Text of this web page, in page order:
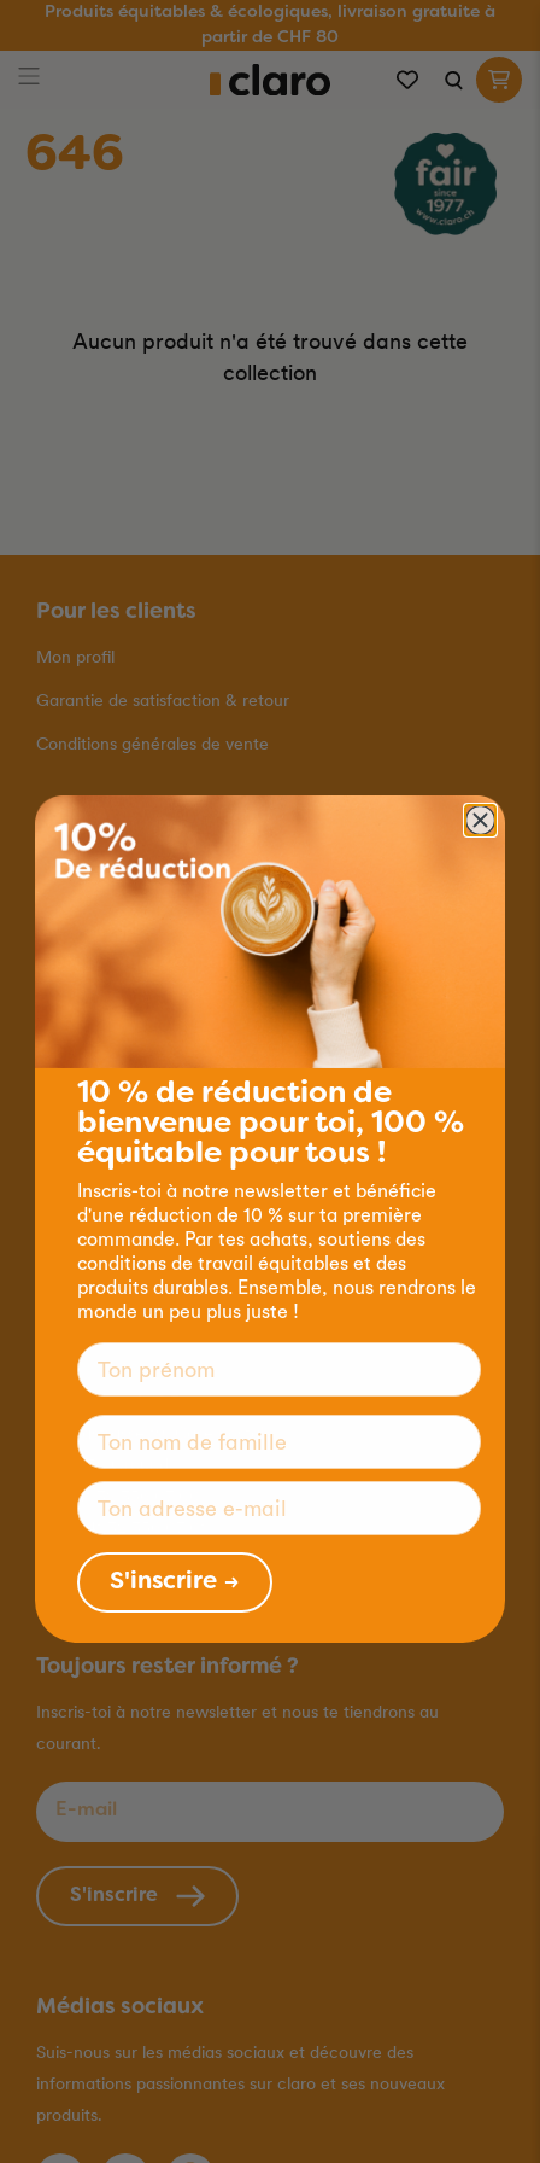
Produits équitables & écologiques, livraison gratuite à
partir de CHF 80
646
Aucun produit n'a été trouvé dans cette
collection
Pour les clients
Mon profil
Garantie de satisfaction & retour
Conditions générales de vente
Modes de paiement
Expédition avec Courrier A
Livraison gratuites pour les commandes à partir de 80.–
Contact
Informations & contact
Hotline de commande 032 356 07 77
Disponibilité téléphonique du service clientèle :
Lundi - jeudi
9.00 - 12.00 & 14.00 - 16.00 heures
Vendredi
claro fair trade AG
Byfangstrasse 19, Case postale
CH-2552 Orpund
Tél. +41 32 356 07 00
Fax . +41 32 356 07 01
mail@claro.ch
Toujours rester informé ?
Inscris-toi à notre newsletter et nous te tiendrons au
courant.
E-mail
S'inscrire
Médias sociaux
Suis-nous sur les médias sociaux et découvre des
informations passionnantes sur claro et ses nouveaux
produits.
10 % de réduction de
bienvenue pour toi, 100 %
équitable pour tous !
Inscris-toi à notre newsletter et bénéficie
d'une réduction de 10 % sur ta première
commande. Par tes achats, soutiens des
conditions de travail équitables et des
produits durables. Ensemble, nous rendrons le
monde un peu plus juste !
S'inscrire →